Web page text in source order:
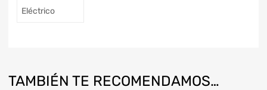
Eléctrico
TAMBIÉN TE RECOMENDAMOS…